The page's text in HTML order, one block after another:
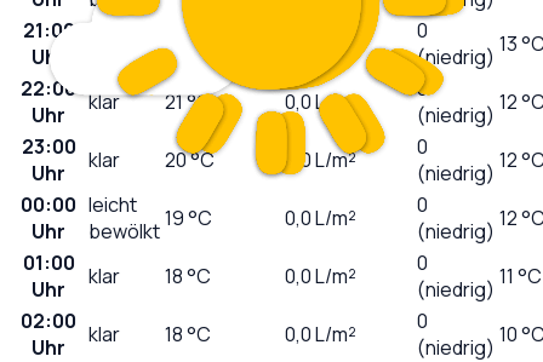
21:00
Uhr
23°C L/m²
0
(niedrig) 13
22:00
Uhr
klar 21°C 0,0L/m²
0
(niedrig) 12
23:00
Uhr
klar 20°C 0,0L/m²
0
(niedrig) 12
00:00
Uhr
leicht
bewölkt19°C 0,0L/m²
0
(niedrig) 12
01:00
Uhr
klar 18°C 0,0L/m²
0
(niedrig) 11 °C
02:00
Uhr
klar 18°C 0,0L/m²
0
(niedrig) 10